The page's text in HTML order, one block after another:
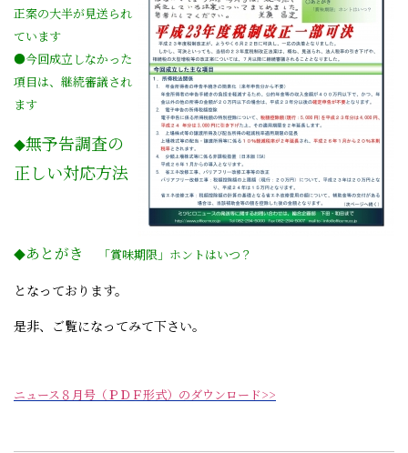
正案の大半が見送られ
ています
●今回成立しなかった
項目は、継続審議され
ます
◆無予告調査の
正しい対応方法
◆あとがき 「賞味期限」ホントはいつ？
となっております。
是非、ご覧になってみて下さい。
ニュース８月号（ＰＤＦ形式）のダウンロード>>